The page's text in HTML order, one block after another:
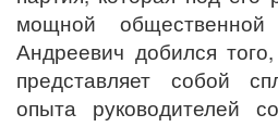
мощной
Андреевич добился
представляет собой
опыта руководителей